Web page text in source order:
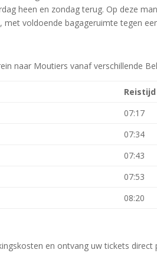
heen en zondag terug. Op deze
voldoende bagageruimte tegen
naar Moutiers vanaf verschillende
Reistijd
07:17
07:34
07:43
07:53
08:20
en ontvang uw tickets direct